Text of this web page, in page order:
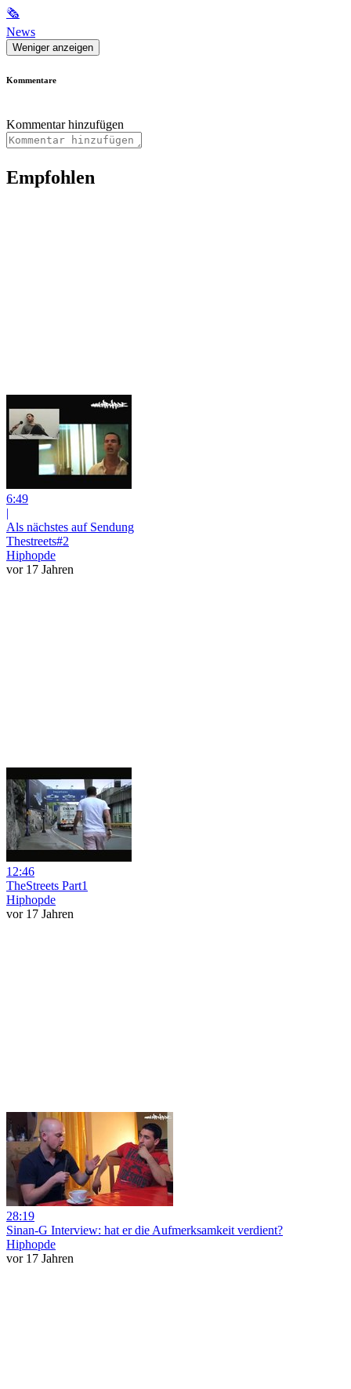
🗞
News
Weniger anzeigen
Kommentare
Kommentar hinzufügen
Empfohlen
6:49
|
Als nächstes auf Sendung
Thestreets#2
Hiphopde
vor 17 Jahren
12:46
TheStreets Part1
Hiphopde
vor 17 Jahren
28:19
Sinan-G Interview: hat er die Aufmerksamkeit verdient?
Hiphopde
vor 17 Jahren